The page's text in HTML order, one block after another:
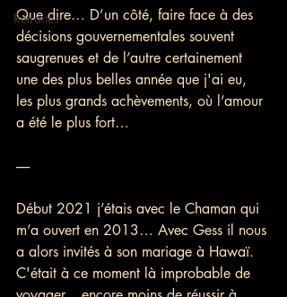
Retraites
Que dire… D’un côté, faire face à des
décisions gouvernementales souvent
saugrenues et de l’autre certainement
une des plus belles année que j'ai eu,
les plus grands achèvements, où l’amour
a été le plus fort…
-----
Début 2021 j’étais avec le Chaman qui
m’a ouvert en 2013… Avec Gess il nous
a alors invités à son mariage à Hawaï.
C'était à ce moment là improbable de